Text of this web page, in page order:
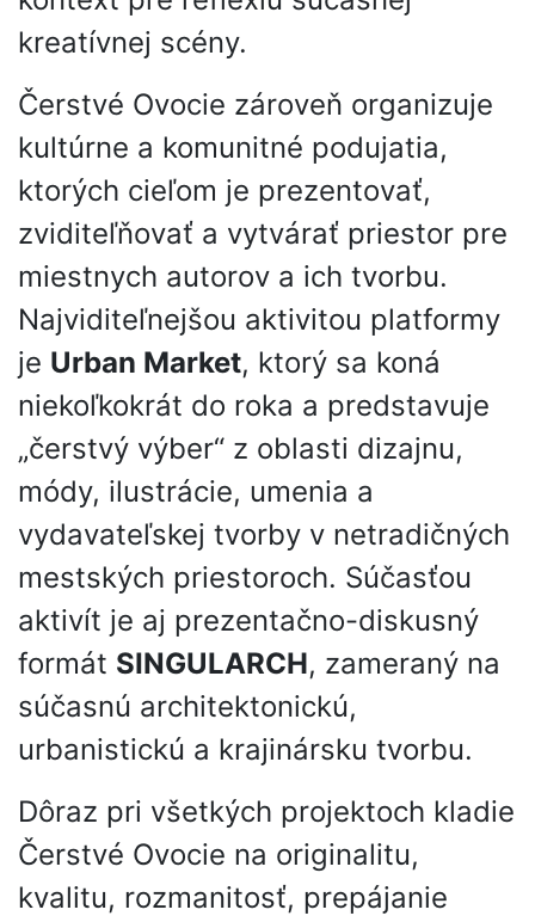
kreatívnej scény.
Čerstvé Ovocie zároveň organizuje
kultúrne a komunitné podujatia,
ktorých cieľom je prezentovať,
zviditeľňovať a vytvárať priestor pre
miestnych autorov a ich tvorbu.
Najviditeľnejšou aktivitou platformy
je Urban Market, ktorý sa koná
niekoľkokrát do roka a predstavuje
„čerstvý výber“ z oblasti dizajnu,
módy, ilustrácie, umenia a
vydavateľskej tvorby v netradičných
mestských priestoroch. Súčasťou
aktivít je aj prezentačno-diskusný
formát SINGULARCH, zameraný na
súčasnú architektonickú,
urbanistickú a krajinársku tvorbu.
Dôraz pri všetkých projektoch kladie
Čerstvé Ovocie na originalitu,
kvalitu, rozmanitosť, prepájanie